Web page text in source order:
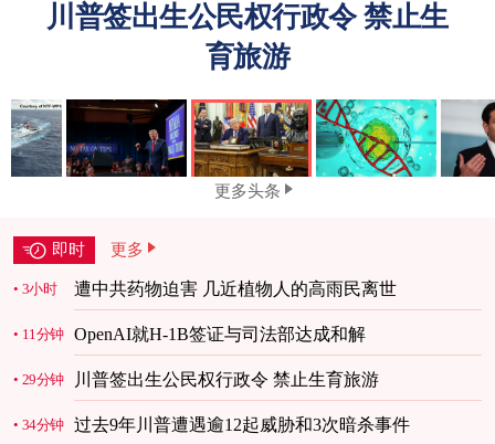
川普签出生公民权行政令 禁止生
育旅游
更多头条
即时 更多
3小时 遭中共药物迫害 几近植物人的高雨民离世
11分钟 OpenAI就H-1B签证与司法部达成和解
29分钟 川普签出生公民权行政令 禁止生育旅游
34分钟 过去9年川普遭遇逾12起威胁和3次暗杀事件